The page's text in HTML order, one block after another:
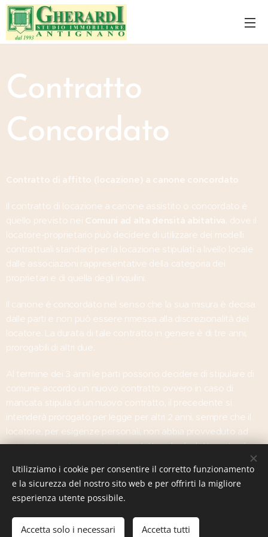
Contratto
Concordato
Contratto di affitto (locazione) a canone concordato
Il contratto di locazione a canone assistito o concordato è
quello previsto nei Comuni ad alta densità abitativa, dove il
locatore-proprietario può decidere di utilizzare dei modelli
contrattuali standard per la locazione stipulati a livello locale
dalle associazioni rappresentative della categoria dei
proprietari e di quella degli inquilini.
Il canone è concordato nel senso che la sua misura è decisa
dalle parti e non può essere rimessa alla discrezionalità del
locatore. La durata di tale contratto in genere è di tre anni,
prorogabili di altri due.
Al termine dei 3 anni le parti possono decidere di stipulare di
comune accordo un nuovo contratto ovvero in caso di
mancata stipula di un nuovo contratto, il precedente si
intenderà prorogato per legge per altri 2 anni, sempre che il
locatore, per esigenze personali, non abbia provveduto ad
inviare tempestivamente al conduttore la disdetta entro il
© 2016 Gherardi immobiliare. Via dei Bagni 3, 57128 Livorno
Utilizziamo i cookie per consentire il corretto funzionamento
e la sicurezza del nostro sito web e per offrirti la migliore
esperienza utente possibile.
Accetta solo i necessari Accetta tutti